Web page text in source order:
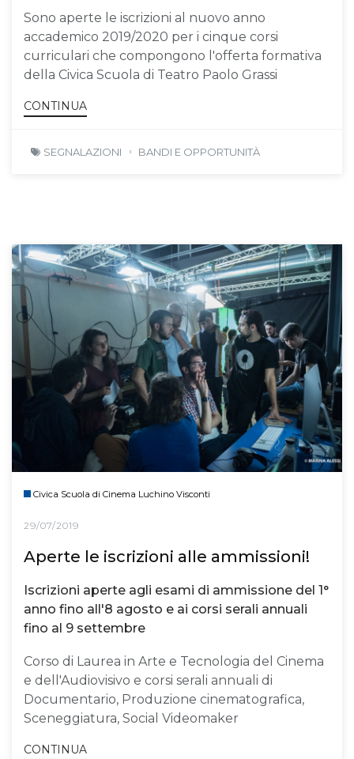
Sono aperte le iscrizioni al nuovo anno
accademico 2019/2020 per i cinque corsi
curriculari che compongono l'offerta formativa
della Civica Scuola di Teatro Paolo Grassi
CONTINUA
SEGNALAZIONI BANDI E OPPORTUNITÀ
Civica Scuola di Cinema Luchino Visconti
29/07/2019
Aperte le iscrizioni alle ammissioni!
Iscrizioni aperte agli esami di ammissione del 1°
anno fino all'8 agosto e ai corsi serali annuali
fino al 9 settembre
Corso di Laurea in Arte e Tecnologia del Cinema
e dell'Audiovisivo e corsi serali annuali di
Documentario, Produzione cinematografica,
Sceneggiatura, Social Videomaker
CONTINUA